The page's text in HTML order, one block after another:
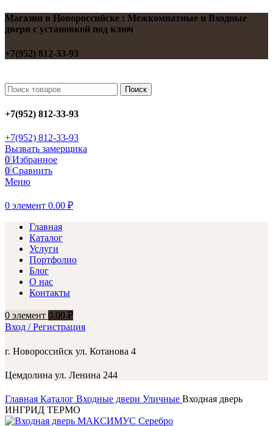
Магазин в Новороссийске : Межкомнатные и Входные
двери с установкой под ключ
+7(952) 812-33-93
Поиск
+7(952) 812-33-93
+7(952) 812-33-93
Вызвать замерщика
0 Избранное
0 Сравнить
Меню
0 элемент 0.00 ₽
Главная
Каталог
Услуги
Портфолио
Блог
О нас
Контакты
0 элемент 0.00 ₽
Вход / Регистрация
г. Новороссийск ул. Котанова 4
Цемдолина ул. Ленина 244
Главная Каталог Входные двери Уличные Входная дверь
ИНГРИД ТЕРМО